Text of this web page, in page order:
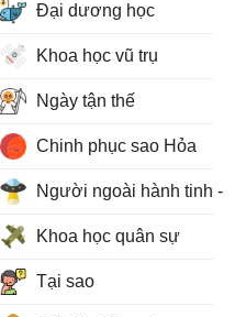
Đại dương học
Khoa học vũ trụ
Ngày tận thế
Chinh phục sao Hỏa
Người ngoài hành tinh -
Khoa học quân sự
Tại sao